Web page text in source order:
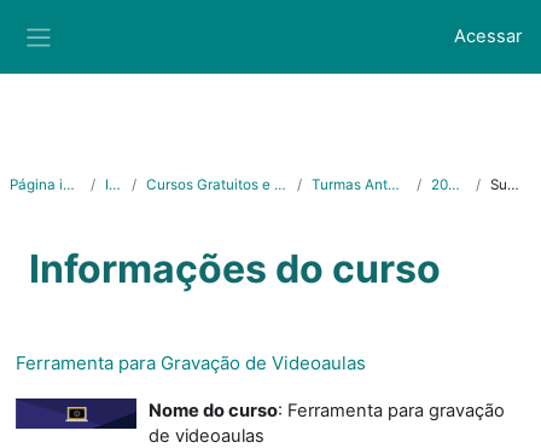
Acessar
Página inicial Ifes Cursos Gratuitos e Abertos Turmas Anteriores 2020/2 Sumário
Informações do curso
Ferramenta para Gravação de Videoaulas
Nome do curso: Ferramenta para gravação
de videoaulas